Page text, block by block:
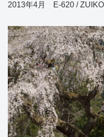
2013年4月 E-620 /